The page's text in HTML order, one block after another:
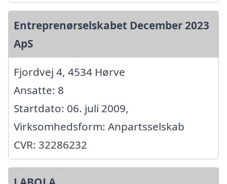
Entreprenørselskabet December 2023
ApS
Fjordvej 4, 4534 Hørve
Ansatte: 8
Startdato: 06. juli 2009,
Virksomhedsform: Anpartsselskab
CVR: 32286232